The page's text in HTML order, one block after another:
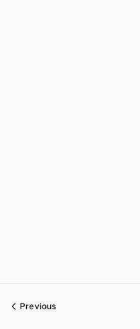
Previous